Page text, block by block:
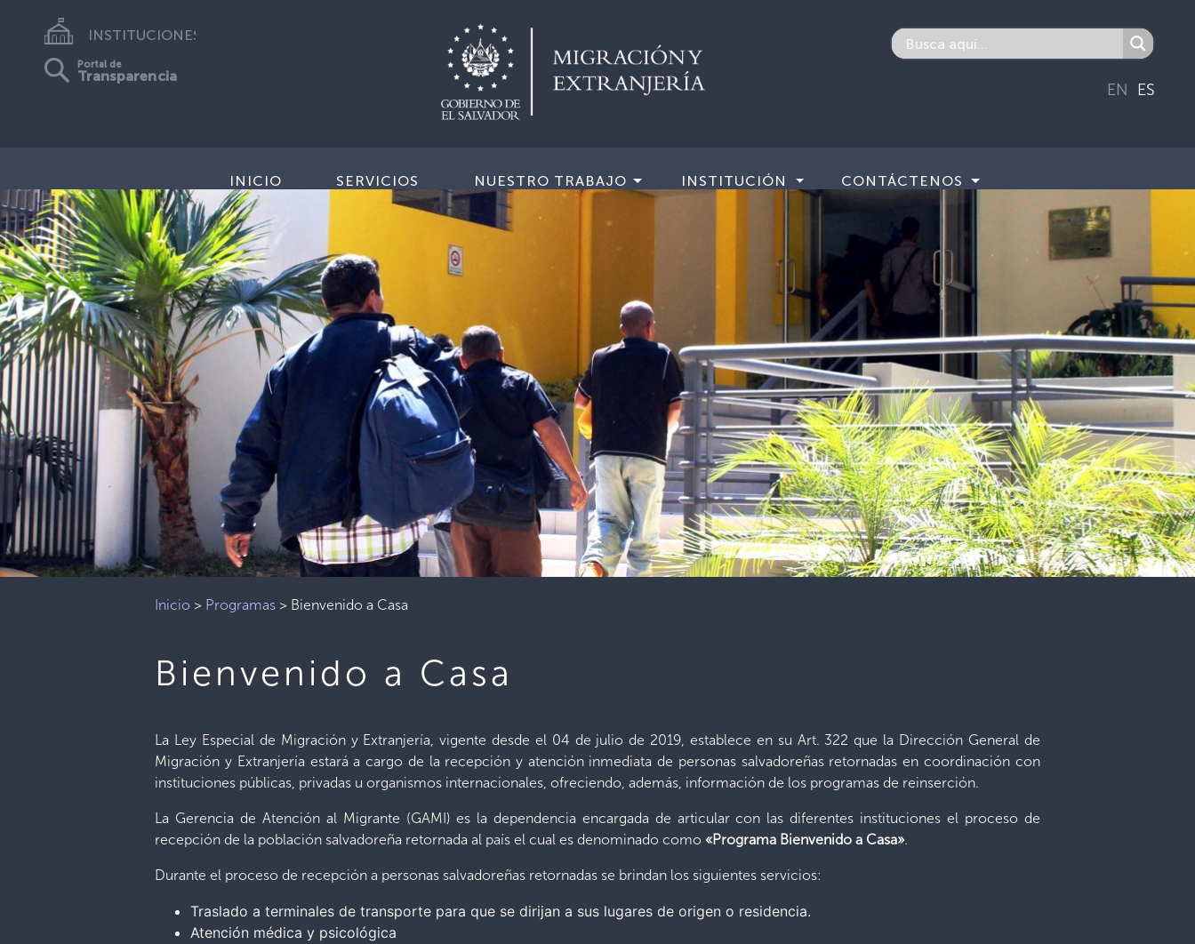
INSTITUCIONES
Portal de
Transparencia
EN ES
INICIO SERVICIOS NUESTRO TRABAJO INSTITUCIÓN CONTÁCTENOS
Inicio > Programas > Bienvenido a Casa
Bienvenido a Casa
La Ley Especial de Migración y Extranjería, vigente desde el 04 de julio de 2019, establece en su Art. 322 que la Dirección General de
Migración y Extranjería estará a cargo de la recepción y atención inmediata de personas salvadoreñas retornadas en coordinación con
instituciones públicas, privadas u organismos internacionales, ofreciendo, además, información de los programas de reinserción.
La Gerencia de Atención al Migrante (GAMI) es la dependencia encargada de articular con las diferentes instituciones el proceso de
recepción de la población salvadoreña retornada al país el cual es denominado como «Programa Bienvenido a Casa».
Durante el proceso de recepción a personas salvadoreñas retornadas se brindan los siguientes servicios:
Traslado a terminales de transporte para que se dirijan a sus lugares de origen o residencia.
Atención médica y psicológica